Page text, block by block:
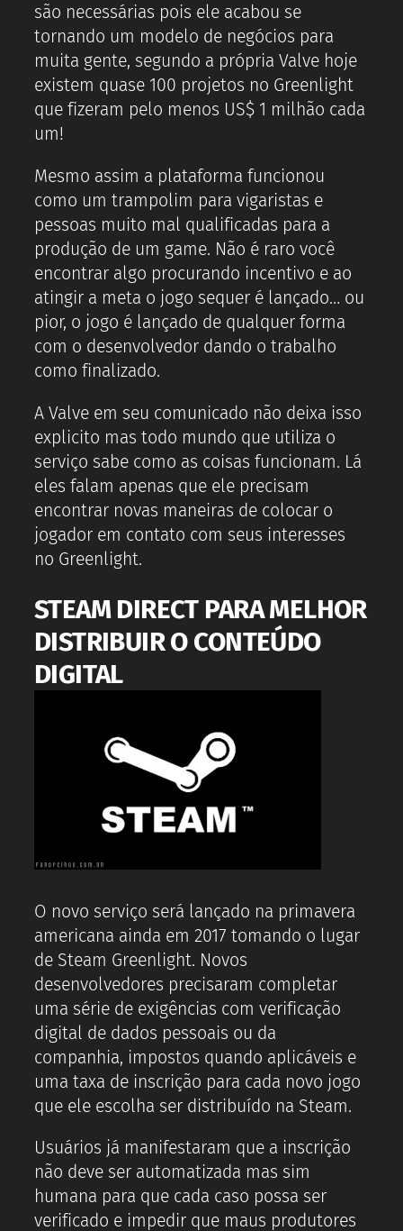
são necessárias pois ele acabou se
tornando um modelo de negócios para
muita gente, segundo a própria Valve hoje
existem quase 100 projetos no Greenlight
que fizeram pelo menos US$ 1 milhão cada
um!
Mesmo assim a plataforma funcionou
como um trampolim para vigaristas e
pessoas muito mal qualificadas para a
produção de um game. Não é raro você
encontrar algo procurando incentivo e ao
atingir a meta o jogo sequer é lançado… ou
pior, o jogo é lançado de qualquer forma
com o desenvolvedor dando o trabalho
como finalizado.
A Valve em seu comunicado não deixa isso
explicito mas todo mundo que utiliza o
serviço sabe como as coisas funcionam. Lá
eles falam apenas que ele precisam
encontrar novas maneiras de colocar o
jogador em contato com seus interesses
no Greenlight.
STEAM DIRECT PARA MELHOR
DISTRIBUIR O CONTEÚDO
DIGITAL
O novo serviço será lançado na primavera
americana ainda em 2017 tomando o lugar
de Steam Greenlight. Novos
desenvolvedores precisaram completar
uma série de exigências com verificação
digital de dados pessoais ou da
companhia, impostos quando aplicáveis e
uma taxa de inscrição para cada novo jogo
que ele escolha ser distribuído na Steam.
Usuários já manifestaram que a inscrição
não deve ser automatizada mas sim
humana para que cada caso possa ser
verificado e impedir que maus produtores